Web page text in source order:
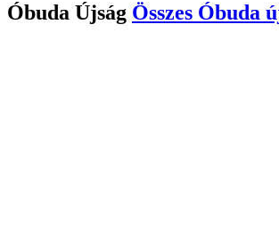
Óbuda Újság Összes Óbuda